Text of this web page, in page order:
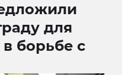
для
борьбе с